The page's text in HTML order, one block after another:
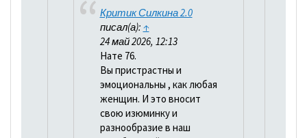
Критик Силкина 2.0
писал(а): ↑
24 май 2026, 12:13
Нате 76.
Вы пристрастны и
эмоциональны , как любая
женщин. И это вносит
свою изюминку и
разнообразие в наш